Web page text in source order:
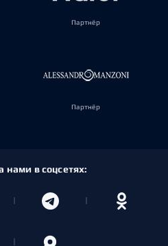
Партнёр
Партнёр
нами в соцсетях: